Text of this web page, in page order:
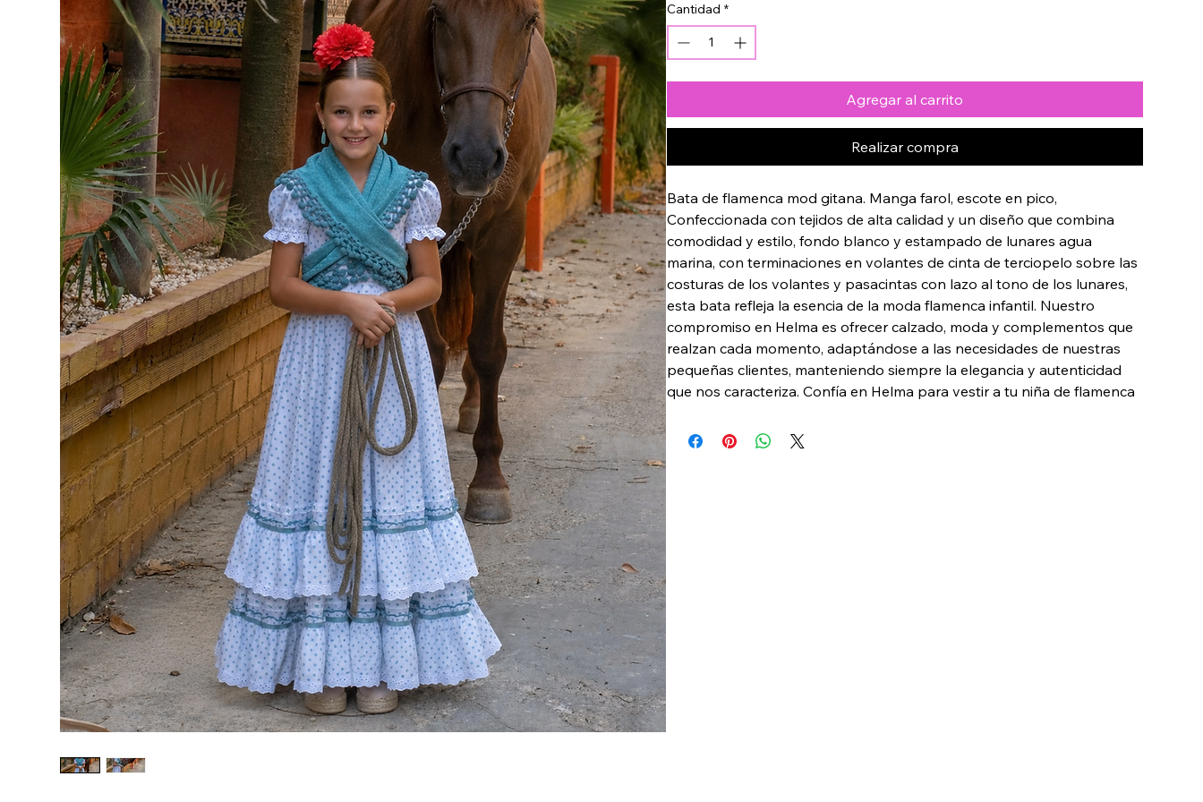
Cantidad *
Agregar al carrito
Realizar compra
Bata de flamenca mod gitana. Manga farol, escote en pico,
Confeccionada con tejidos de alta calidad y un diseño que combina
comodidad y estilo, fondo blanco y estampado de lunares agua
marina, con terminaciones en volantes de cinta de terciopelo sobre las
costuras de los volantes y pasacintas con lazo al tono de los lunares,
esta bata refleja la esencia de la moda flamenca infantil. Nuestro
compromiso en Helma es ofrecer calzado, moda y complementos que
realzan cada momento, adaptándose a las necesidades de nuestras
pequeñas clientes, manteniendo siempre la elegancia y autenticidad
que nos caracteriza. Confía en Helma para vestir a tu niña de flamenca